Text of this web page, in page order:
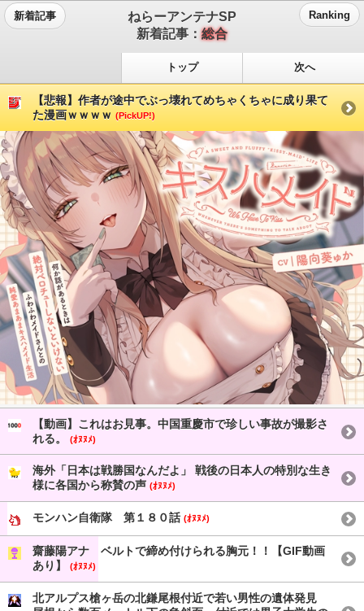
新着記事
ねらーアンテナSP
新着記事：総合
Ranking
トップ 次へ
【悲報】作者が途中でぶっ壊れてめちゃくちゃに成り果て
た漫画ｗｗｗｗ (PickUP!)
【動画】これはお見事。中国重慶市で珍しい事故が撮影さ
れる。
(ｵﾇﾇﾒ)
海外「日本は戦勝国なんだよ」 戦後の日本人の特別な生き
様に各国から称賛の声 (ｵﾇﾇﾒ)
モンハン自衛隊 第１８０話 (ｵﾇﾇﾒ)
齋藤陽アナ ベルトで締め付けられる胸元！！【GIF動画
あり】
(ｵﾇﾇﾒ)
北アルプス槍ヶ岳の北鎌尾根付近で若い男性の遺体発見